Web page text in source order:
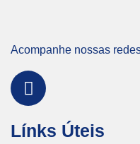
Acompanhe nossas
Línks Úteis